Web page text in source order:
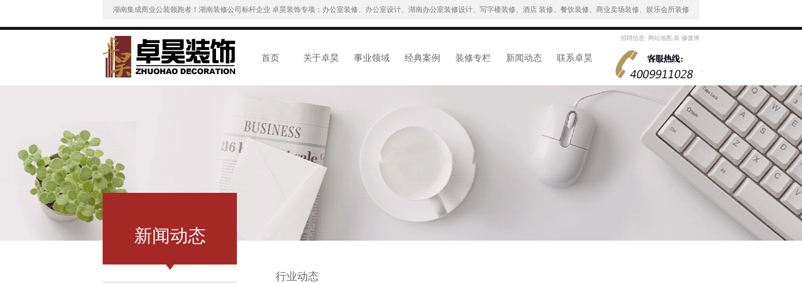
湖南集成商业公装领跑者！湖南装修公司标杆企业 卓昊装饰专项：办公室装修、办公室设计、湖南办公室装修设计、写字楼装修、酒店 装修、餐饮装修、商业卖场装修、娱乐会所装修
首页 关于卓昊 事业领域 经典案例 装修专栏 新闻动态 联系卓昊
招聘信息 | 网站地图 |装 修微博
新闻动态
行业动态